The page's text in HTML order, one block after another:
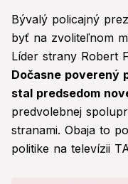
Bývalý policajný
byť na zvoliteľnom
Líder strany Robert
Dočasne poverený
stal predsedom
predvolebnej
stranami. Obaja to
politike na televízii